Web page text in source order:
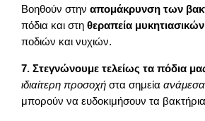
Βοηθούν στηναπομάκρυνση των
πόδια και στηθεραπεία
ποδιών και νυχιών.
7. Στεγνώνουμε τελείως τα πόδια
ιδιαίτερη προσοχή στα σημεία
μπορούν να ευδοκιμήσουν τα